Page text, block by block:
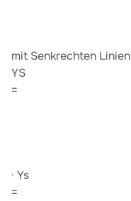
mit Senkrechten Linien
YS
=
· Ys
=